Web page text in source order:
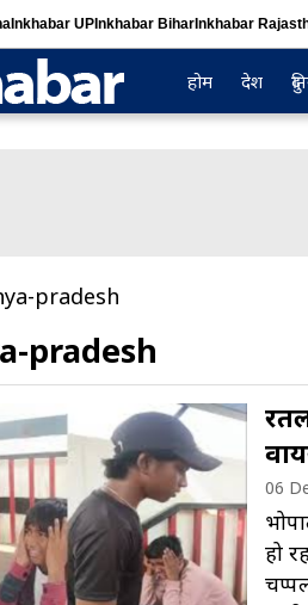
Inkhabar UP Inkhabar Bihar Inkhabar
होम देश
pradesh
pradesh
06
हो